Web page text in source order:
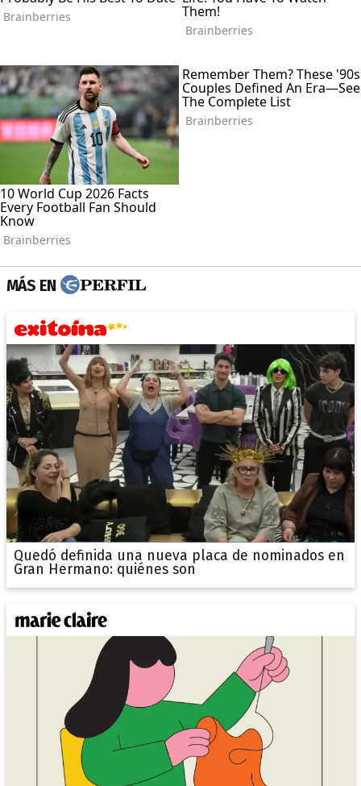
MÁS EN
Quedó definida una nueva placa de nominados en
Gran Hermano: quiénes son